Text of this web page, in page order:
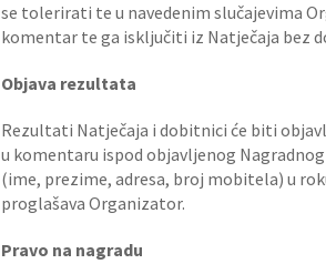
se tolerirati te u navedenim slučajevima
komentar te ga isključiti iz Natječaja bez
Objava rezultata
Rezultati Natječaja i dobitnici će biti
u komentaru ispod objavljenog
(ime, prezime, adresa, broj mobitela) u
proglašava Organizator.
Pravo na nagradu